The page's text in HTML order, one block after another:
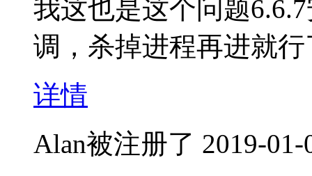
我这也是这个问题
调，杀掉进程再进就行
详情
Alan被注册了 2019-01-